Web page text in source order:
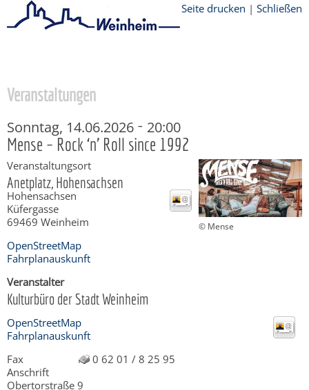
Seite drucken | Schließen
Veranstaltungen
Sonntag, 14.06.2026 - 20:00
Mense – Rock ‘n’ Roll since 1992
© Mense
Veranstaltungsort
Anetplatz, Hohensachsen
Hohensachsen
Küfergasse
69469 Weinheim
OpenStreetMap
Fahrplanauskunft
Veranstalter
Kulturbüro der Stadt Weinheim
OpenStreetMap
Fahrplanauskunft
Fax
0 62 01 / 8 25 95
Anschrift
Obertorstraße 9